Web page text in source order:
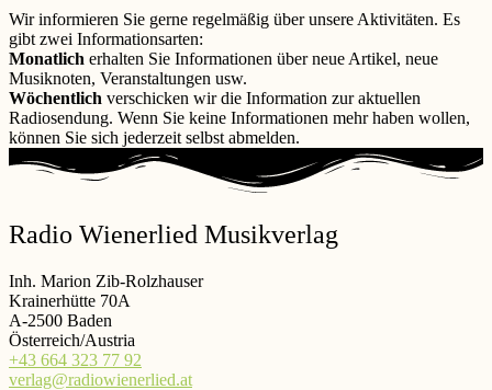
werden
Wir informieren Sie gerne regelmäßig über unsere Aktivitäten. Es
gibt zwei Informationsarten:
Monatlich erhalten Sie Informationen über neue Artikel, neue
Musiknoten, Veranstaltungen usw.
Wöchentlich verschicken wir die Information zur aktuellen
Radiosendung. Wenn Sie keine Informationen mehr haben wollen,
können Sie sich jederzeit selbst abmelden.
Radio Wienerlied Musikverlag
Inh. Marion Zib-Rolzhauser
Krainerhütte 70A
A-2500 Baden
Österreich/Austria
+43 664 323 77 92
verlag@radiowienerlied.at